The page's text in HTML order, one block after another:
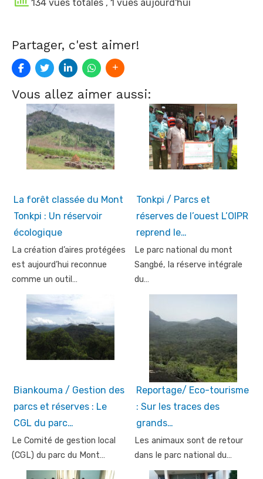
134 vues totales , 1 vues aujourd'hui
Partager, c'est aimer!
Vous allez aimer aussi:
La forêt classée du Mont
Tonkpi : Un réservoir
écologique
La création d’aires protégées
est aujourd’hui reconnue
comme un outil…
Tonkpi / Parcs et
réserves de l’ouest L’OIPR
reprend le…
Le parc national du mont
Sangbé, la réserve intégrale
du…
Biankouma / Gestion des
parcs et réserves : Le
CGL du parc…
Le Comité de gestion local
(CGL) du parc du Mont…
Reportage/ Eco-tourisme
: Sur les traces des
grands…
Les animaux sont de retour
dans le parc national du…